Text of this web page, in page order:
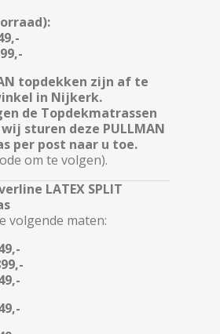
topdekken zijn af te
in Nijkerk.
de Topdekmatrassen
sturen deze PULLMAN
per post naar u toe.
om te volgen).
LATEX SPLIT
volgende maten: